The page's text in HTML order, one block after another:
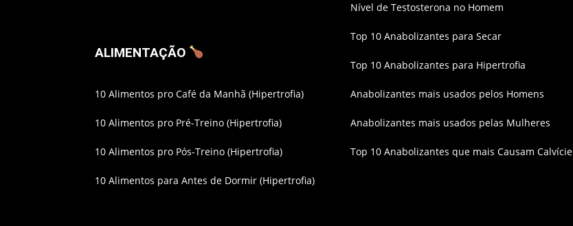
ALIMENTAÇÃO
10 Alimentos pro Café da Manhã (Hipertrofia)
10 Alimentos pro Pré-Treino (Hipertrofia)
10 Alimentos pro Pós-Treino (Hipertrofia)
10 Alimentos para Antes de Dormir (Hipertrofia)
Nível de Testosterona no Homem
Top 10 Anabolizantes para Secar
Top 10 Anabolizantes para Hipertrofia
Anabolizantes mais usados pelos Homens
Anabolizantes mais usados pelas Mulheres
Top 10 Anabolizantes que mais Causam Calvície